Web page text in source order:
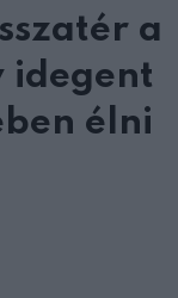
a
idegent
élni